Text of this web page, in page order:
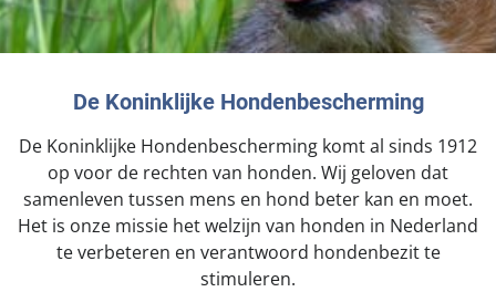
Landelijke registratie bijtincidenten
Verantwoord fokbeleid
Landelijk vuurwerkverbod
Verplichte pre-aanschaf cursus
Gemeentelijk meldpunt bijtincidenten
Voldoende veilige losloopgebieden
Verbod op fokken met kortsnuitige honden
LezingenTeken onze petitie
Adopteer een seniorhond
Sponsor een seniorhond
Schenk met belastingvoordeel
Steun als vrijwilliger
Wat wij doen
Bekende vrienden
Jaarverslag
Vacatures
Contactgegevens
Pers
Nieuws
Veelgestelde vragen
Melding hondenleed
Nieuwsbrief
Zoeken
De Koninklijke Hondenbescherming
De Koninklijke Hondenbescherming komt al sinds 1912
op voor de rechten van honden. Wij geloven dat
samenleven tussen mens en hond beter kan en moet.
Het is onze missie het welzijn van honden in Nederland
te verbeteren en verantwoord hondenbezit te
stimuleren.